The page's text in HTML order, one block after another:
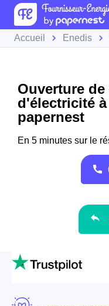
Accueil Enedis